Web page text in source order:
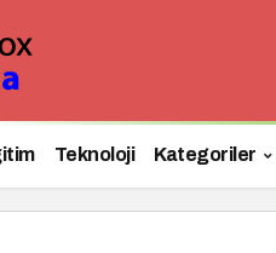
Teknoloji Kategoriler
Buluşuyor